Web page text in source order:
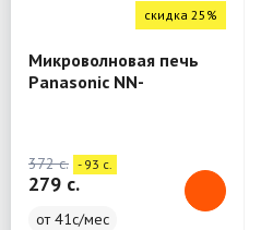
скидка 25%
Микроволновая печь
Panasonic NN-
372 c. - 93 c.
279 c.
от 41с/мес